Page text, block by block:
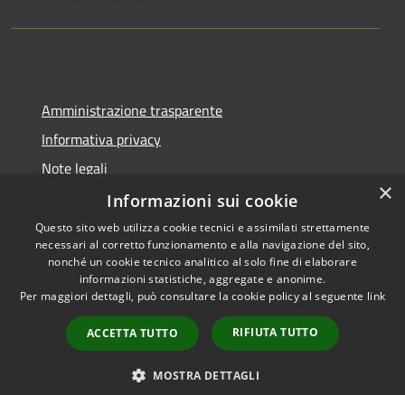
Amministrazione trasparente
Informativa privacy
Note legali
Dichiarazione di accessibilità
RSS
Accessibilità
Copyright © 2026 • Comune di
Municipium•
Accesso
redazione
×
Informazioni sui cookie
Questo sito web utilizza cookie tecnici e assimilati strettamente
necessari al corretto funzionamento e alla navigazione del sito,
nonché un cookie tecnico analitico al solo fine di elaborare
informazioni statistiche, aggregate e anonime.
Per maggiori dettagli, può consultare la cookie policy al seguente link
ACCETTA TUTTO RIFIUTA TUTTO
MOSTRA DETTAGLI